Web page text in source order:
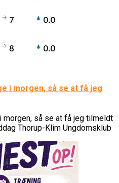
i morgen, så se at få jeg
så se at få jeg tilmeldt
Thorup-Klim Ungdomsklub